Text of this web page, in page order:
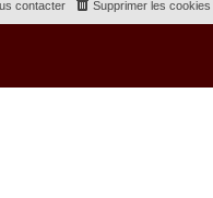
Supprimer les cookies
contacter